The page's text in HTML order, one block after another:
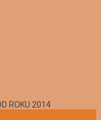
ROKU 2014